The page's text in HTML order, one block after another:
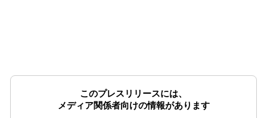
このプレスリリースには、
メディア関係者向けの情報があります